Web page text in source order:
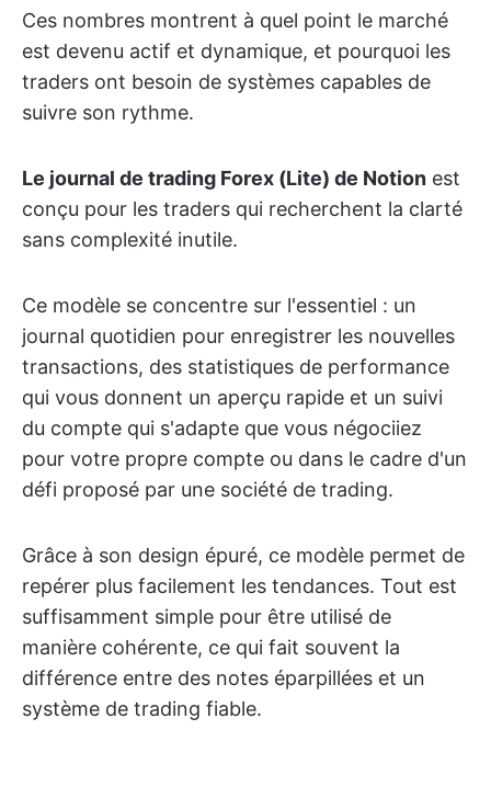
Ces nombres montrent à quel point le marché
est devenu actif et dynamique, et pourquoi les
traders ont besoin de systèmes capables de
suivre son rythme.
Le journal de trading Forex (Lite) de Notion est
conçu pour les traders qui recherchent la clarté
sans complexité inutile.
Ce modèle se concentre sur l'essentiel : un
journal quotidien pour enregistrer les nouvelles
transactions, des statistiques de performance
qui vous donnent un aperçu rapide et un suivi
du compte qui s'adapte que vous négociiez
pour votre propre compte ou dans le cadre d'un
défi proposé par une société de trading.
Grâce à son design épuré, ce modèle permet de
repérer plus facilement les tendances. Tout est
suffisamment simple pour être utilisé de
manière cohérente, ce qui fait souvent la
différence entre des notes éparpillées et un
système de trading fiable.